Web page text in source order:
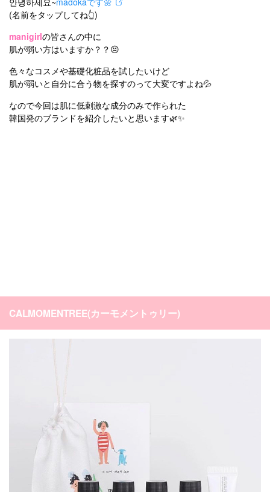
(名前をタップしてね👆)
manigirlの皆さんの中に
肌が弱い方はいますか？？😣
色々なコスメや基礎化粧品を試したいけど
肌が弱いと自分に合う物を探すのって大変ですよね💦
なので今回は肌に低刺激な成分のみで作られた
韓国発のブランドを紹介したいと思います🌿✨
CALMOMENTREE(カーモメントゥリー)